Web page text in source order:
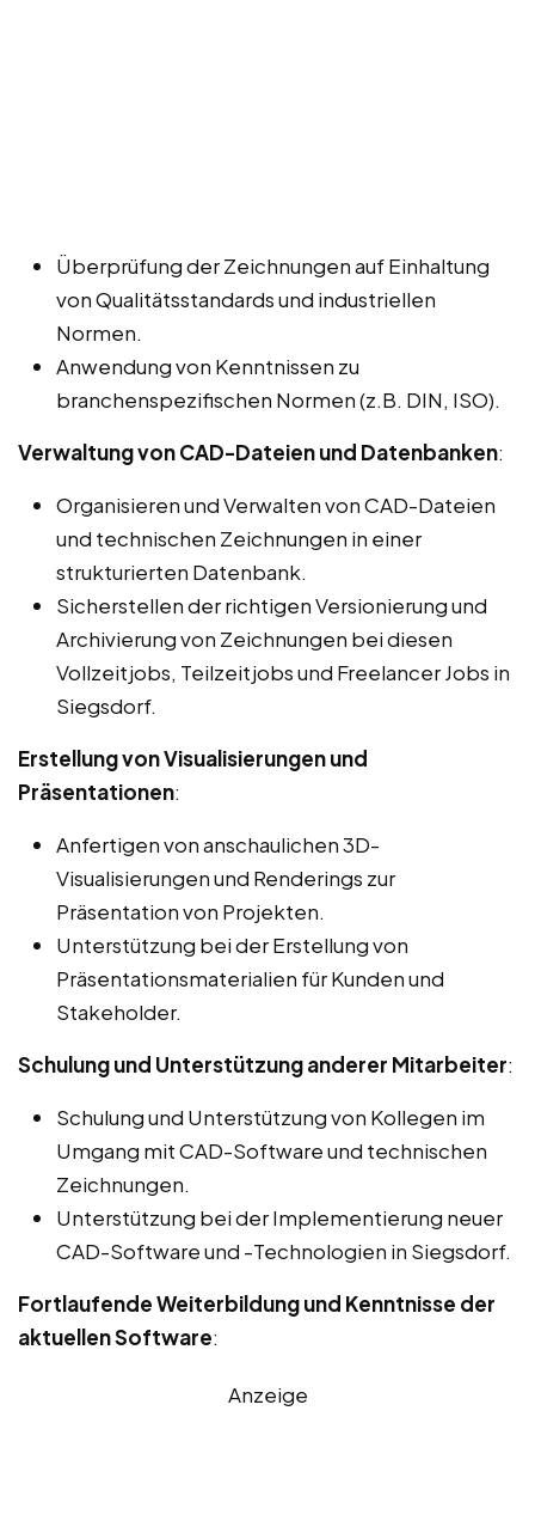
Überprüfung der Zeichnungen auf Einhaltung
von Qualitätsstandards und industriellen
Normen.
Anwendung von Kenntnissen zu
branchenspezifischen Normen (z.B. DIN, ISO).
Verwaltung von CAD-Dateien und Datenbanken:
Organisieren und Verwalten von CAD-Dateien
und technischen Zeichnungen in einer
strukturierten Datenbank.
Sicherstellen der richtigen Versionierung und
Archivierung von Zeichnungen bei diesen
Vollzeitjobs, Teilzeitjobs und Freelancer Jobs in
Siegsdorf.
Erstellung von Visualisierungen und
Präsentationen:
Anfertigen von anschaulichen 3D-
Visualisierungen und Renderings zur
Präsentation von Projekten.
Unterstützung bei der Erstellung von
Präsentationsmaterialien für Kunden und
Stakeholder.
Schulung und Unterstützung anderer Mitarbeiter:
Schulung und Unterstützung von Kollegen im
Umgang mit CAD-Software und technischen
Zeichnungen.
Unterstützung bei der Implementierung neuer
CAD-Software und -Technologien in Siegsdorf.
Fortlaufende Weiterbildung und Kenntnisse der
aktuellen Software:
Anzeige